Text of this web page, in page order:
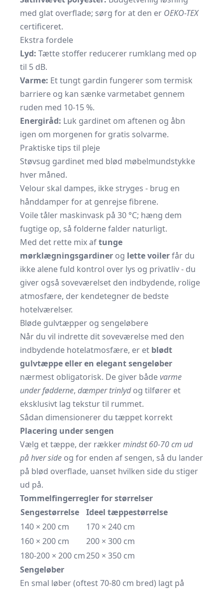
med glat overflade; sørg for at den er OEKO-TEX
certificeret.
Ekstra fordele
Lyd: Tætte stoffer reducerer rumklang med op
til 5 dB.
Varme: Et tungt gardin fungerer som termisk
barriere og kan sænke varmetabet gennem
ruden med 10-15 %.
Energiråd: Luk gardinet om aftenen og åbn
igen om morgenen for gratis solvarme.
Praktiske tips til pleje
Støvsug gardinet med blød møbelmundstykke
hver måned.
Velour skal dampes, ikke stryges - brug en
hånddamper for at genrejse fibrene.
Voile tåler maskinvask på 30 °C; hæng dem
fugtige op, så folderne falder naturligt.
Med det rette mix aftunge
mørklægningsgardiner og lette voilerfår du
ikke alene fuld kontrol over lys og privatliv - du
giver også soveværelset den indbydende, rolige
atmosfære, der kendetegner de bedste
hotelværelser.
Bløde gulvtæpper og sengeløbere
Når du vil indrette dit soveværelse med den
indbydende hotelatmosfære, er et blødt
gulvtæppe eller en elegant sengeløber
nærmest obligatorisk. De giver bådevarme
under fødderne, dæmper trinlydog tilfører et
eksklusivt lag tekstur til rummet.
Sådan dimensionerer du tæppet korrekt
Placering under sengen
Vælg et tæppe, der rækkermindst 60-70 cm ud
på hver side og for enden af sengen, så du lander
på blød overflade, uanset hvilken side du stiger
ud på.
Tommelfingerregler for størrelser
Sengestørrelse
Ideel tæppestørrelse
140 × 200 cm
170 × 240 cm
160 × 200 cm
200 × 300 cm
180-200 × 200 cm250 × 350 cm
Sengeløber
En smal løber (oftest 70-80 cm bred) lagt på